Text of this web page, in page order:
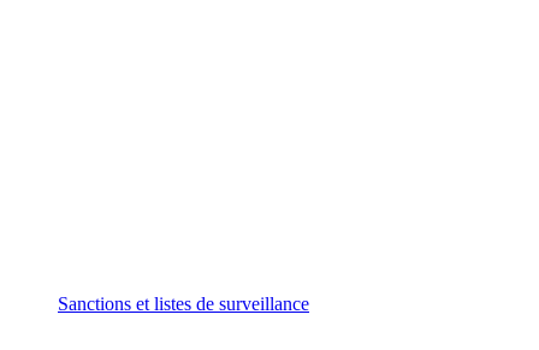
Sanctions et listes de surveillance